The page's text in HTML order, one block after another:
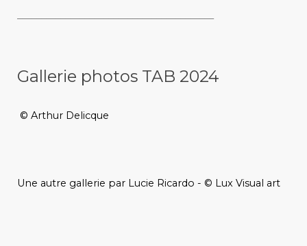
Gallerie photos TAB 2024
© Arthur Delicque
Une autre gallerie par Lucie Ricardo - © Lux Visual art